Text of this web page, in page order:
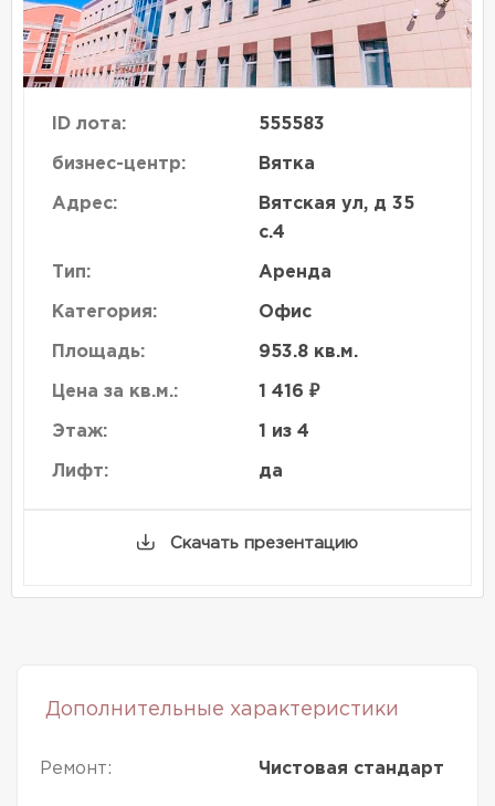
ID лота: 555583
бизнес-центр: Вятка
Адрес:
Вятская ул, д 35
с.4
Тип: Аренда
Категория: Офис
Площадь: 953.8 кв.м.
Цена за кв.м.: 1 416 ₽
Этаж: 1 из 4
Лифт: да
Скачать презентацию
Дополнительные характеристики
Ремонт: Чистовая стандарт